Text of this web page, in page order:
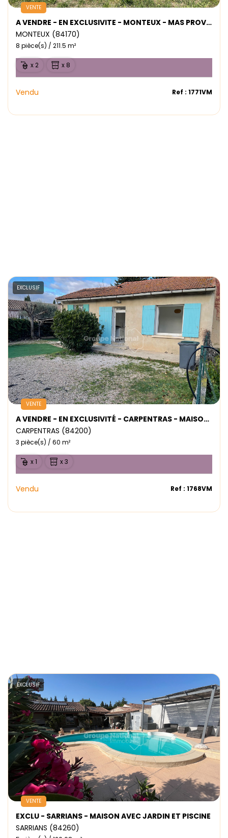
VENTE
A VENDRE - EN EXCLUSIVITE - MONTEUX - MAS PROVENCAL - 2 HABITATIONS
MONTEUX (84170)
8 pièce(s) / 211.5 m²
x 2 x 8
Vendu Ref : 1771VM
EXCLUSIF
VENTE
A VENDRE - EN EXCLUSIVITÉ - CARPENTRAS - MAISON Type3
CARPENTRAS (84200)
3 pièce(s) / 60 m²
x 1 x 3
Vendu Ref : 1768VM
EXCLUSIF
VENTE
EXCLU - SARRIANS - MAISON AVEC JARDIN ET PISCINE
SARRIANS (84260)